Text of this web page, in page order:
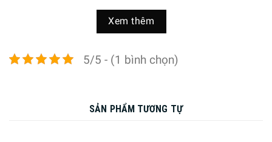
Xem thêm
5/5 - (1 bình chọn)
SẢN PHẨM TƯƠNG TỰ